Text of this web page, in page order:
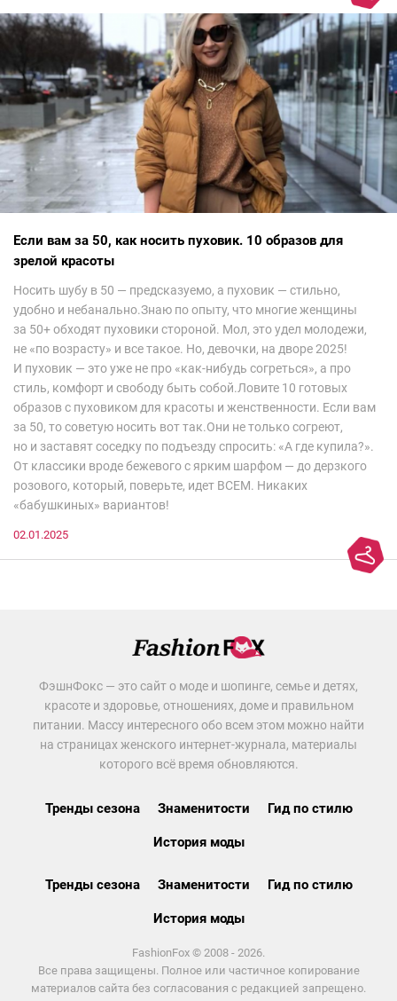
невероятно красиво.Все стереотипы, какие были у меня насчет
арабских дизайнеров, рассеялись как дым. А столько красоты
сегодня сложно увидеть на других известных неделях
мод.Самое интересное сейчас покажу ?
Если вам за 50, как носить пуховик. 10 образов для
зрелой красоты
Носить шубу в 50 — предсказуемо, а пуховик — стильно,
удобно и небанально.Знаю по опыту, что многие женщины
за 50+ обходят пуховики стороной. Мол, это удел молодежи,
не «по возрасту» и все такое. Но, девочки, на дворе 2025!
И пуховик — это уже не про «как-нибудь согреться», а про
стиль, комфорт и свободу быть собой.Ловите 10 готовых
образов с пуховиком для красоты и женственности. Если вам
за 50, то советую носить вот так.Они не только согреют,
но и заставят соседку по подъезду спросить: «А где купила?».
От классики вроде бежевого с ярким шарфом — до дерзкого
розового, который, поверьте, идет ВСЕМ. Никаких
«бабушкиных» вариантов!
02.01.2025
ФэшнФокс — это сайт о моде и шопинге, семье и детях,
красоте и здоровье, отношениях, доме и правильном
питании. Массу интересного обо всем этом можно найти
на страницах женского интернет-журнала, материалы
которого всё время обновляются.
Тренды сезона Знаменитости Гид по стилю
История моды
Тренды сезона Знаменитости Гид по стилю
История моды
FashionFox © 2008 - 2026.
Все права защищены. Полное или частичное копирование
материалов сайта без согласования с редакцией запрещено.